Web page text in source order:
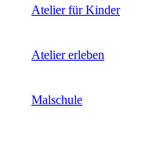
Atelier für Kinder
Atelier erleben
Malschule